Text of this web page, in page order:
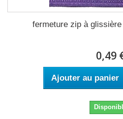
fermeture zip à
0,49
Ajouter au panier